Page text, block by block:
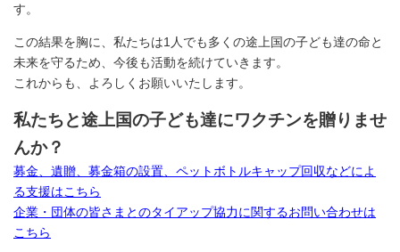
す。
この結果を胸に、私たちは1人でも多くの途上国の子ども達の命と
未来を守るため、今後も活動を続けていきます。
これからも、よろしくお願いいたします。
私たちと途上国の子ども達にワクチンを贈りませ
んか？
募金、遺贈、募金箱の設置、ペットボトルキャップ回収などによ
る支援はこちら
企業・団体の皆さまとのタイアップ協力に関するお問い合わせは
こちら